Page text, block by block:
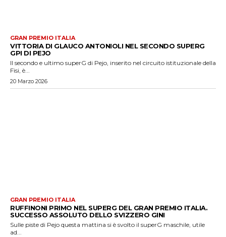
GRAN PREMIO ITALIA
VITTORIA DI GLAUCO ANTONIOLI NEL SECONDO SUPERG
GPI DI PEJO
Il secondo e ultimo superG di Pejo, inserito nel circuito istituzionale della
Fisi, è...
20 Marzo 2026
GRAN PREMIO ITALIA
RUFFINONI PRIMO NEL SUPERG DEL GRAN PREMIO ITALIA.
SUCCESSO ASSOLUTO DELLO SVIZZERO GINI
Sulle piste di Pejo questa mattina si è svolto il superG maschile, utile
ad...